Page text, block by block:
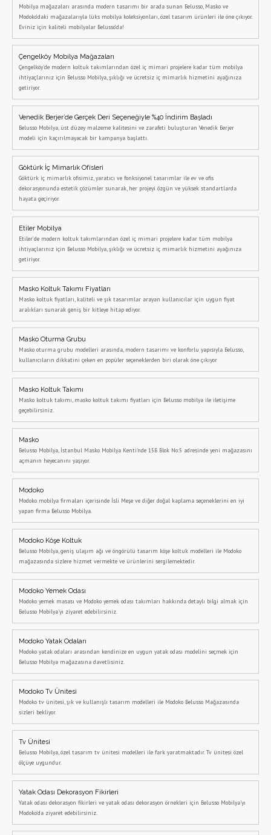
Mobilya mağazaları arasında modern tasarımı bir arada sunan Belusso, Masko ve
Modoko’daki mağazalarıyla lüks mobilya koleksiyonları, özel tasarım ürünleri ile öne çıkıyor.
Eviniz için kaliteli mobilyalar Belusso’da!
Çengelköy Mobilya Mağazaları
Çengelköy'de modern koltuk takımlarından özel iç mimari projelere kadar tüm mobilya
ihtiyaçlarınız için Belusso Mobilya, şıklığı ve ücretsiz iç mimarlık hizmetini ayağınıza
getiriyor.
Venedik Berjer’de Gerçek Deri Seçeneğiyle %40 İndirim Başladı
Belusso Mobilya, üst düzey malzeme kalitesini ve zarafeti buluşturan Venedik Berjer
modeli için kaçırılmayacak bir kampanya başlattı.
Göktürk İç Mimarlık Ofisleri
Göktürk iç mimarlık ofisimiz, yaratıcı ve fonksiyonel tasarımlar ile ev ve ofis
dekorasyonunda estetik çözümler sunarak, her projeyi özgün ve yüksek standartlarda
hayata geçiriyor.
Etiler Mobilya
Etiler’de modern koltuk takımlarından özel iç mimari projelere kadar tüm mobilya
ihtiyaçlarınız için Belusso Mobilya, şıklığı ve ücretsiz iç mimarlık hizmetini ayağınıza
getiriyor.
Masko Koltuk Takımı Fiyatları
Masko koltuk fiyatları, kaliteli ve şık tasarımlar arayan kullanıcılar için uygun fiyat
aralıkları sunarak geniş bir kitleye hitap ediyor.
Masko Oturma Grubu
Masko oturma grubu modelleri arasında, modern tasarımı ve konforlu yapısıyla Belusso,
kullanıcıların dikkatini çeken en popüler seçeneklerden biri olarak öne çıkıyor
Masko Koltuk Takımı
Masko koltuk takımı, masko koltuk takımı fiyatları için Belusso mobilya ile iletişime
geçebilirsiniz.
Masko
Belusso Mobilya, İstanbul Masko Mobilya Kenti'nde 15B Blok No:5 adresinde yeni mağazasını
açmanın heyecanını yaşıyor.
Modoko
Modoko mobilya firmaları içerisinde İsli Meşe ve diğer doğal kaplama seçeneklerini en iyi
yapan firma Belusso Mobilya.
Modoko Köşe Koltuk
Belusso Mobilya, geniş ulaşım ağı ve öngörülü tasarım köşe koltuk modelleri ile Modoko
mağazasında sizlere hizmet vermekte ve ürünlerini sergilemektedir.
Modoko Yemek Odası
Modoko yemek masası ve Modoko yemek odası takımları hakkında detaylı bilgi almak için
Belusso Mobilya'yı ziyaret edebilirsiniz.
Modoko Yatak Odaları
Modoko yatak odaları arasından kendinize en uygun yatak odası modelini seçmek için
Belusso Mobilya mağazasına davetlisiniz.
Modoko Tv Ünitesi
Modoko tv ünitesi, şık ve kullanışlı tasarım modelleri ile Modoko Belusso Mağazasında
sizleri bekliyor.
Tv Ünitesi
Belusso Mobilya, özel tasarım tv ünitesi modelleri ile fark yaratmaktadır. Tv ünitesi özel
ölçüye uygundur.
Yatak Odası Dekorasyon Fikirleri
Yatak odası dekorasyon fikirleri ve yatak odası dekorasyon örnekleri için Belusso Mobilya'yı
Modoko'da ziyaret edebilirsiniz.